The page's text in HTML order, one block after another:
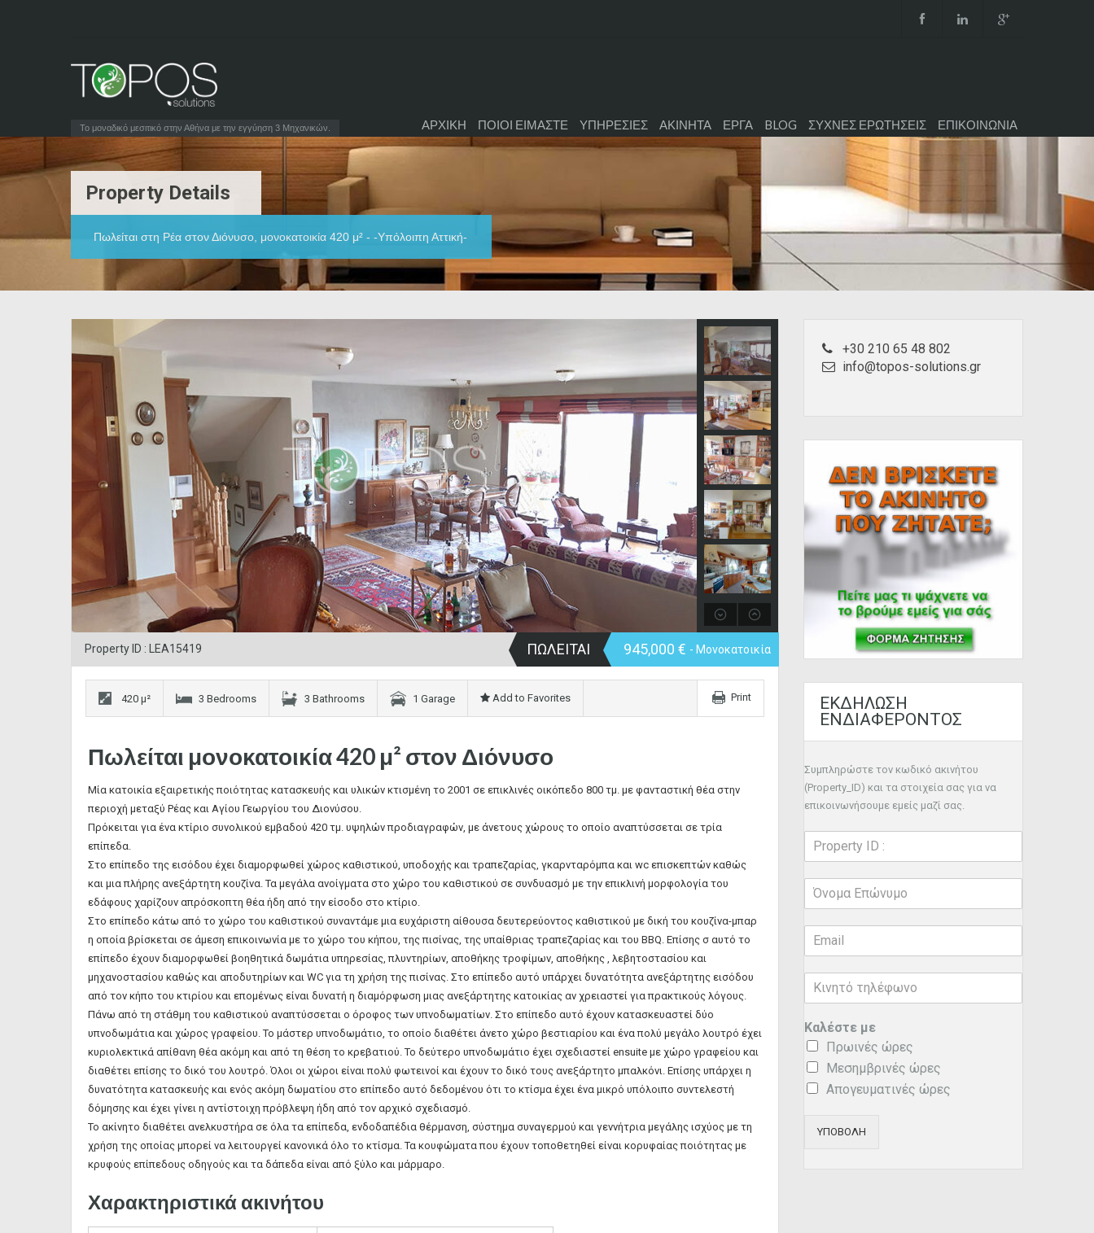
Το μοναδικό μεσιτικό στην Αθήνα με την εγγύηση 3 Μηχανικών. ΑΡΧΙΚΗ ΠΟΙΟΙ ΕΙΜΑΣΤΕ ΥΠΗΡΕΣΙΕΣ ΑΚΙΝΗΤΑ ΕΡΓΑ BLOG ΣΥΧΝΕΣ ΕΡΩΤΗΣΕΙΣ ΕΠΙΚΟΙΝΩΝΙΑ
Property Details
Πωλείται στη Ρέα στον Διόνυσο, μονοκατοικία 420 μ² - -Υπόλοιπη Αττική-
Property ID : LEA15419 ΠΩΛΕΙΤΑΙ 945,000 € - Μονοκατοικία
420 μ² 3 Bedrooms 3 Bathrooms 1 Garage Add to Favorites Print
Πωλείται μονοκατοικία 420 μ² στον Διόνυσο
Μία κατοικία εξαιρετικής ποιότητας κατασκευής και υλικών κτισμένη το 2001 σε επικλινές οικόπεδο 800 τμ. με φανταστική θέα στην
περιοχή μεταξύ Ρέας και Αγίου Γεωργίου του Διονύσου.
Πρόκειται για ένα κτίριο συνολικού εμβαδού 420 τμ. υψηλών προδιαγραφών, με άνετους χώρους το οποίο αναπτύσσεται σε τρία
επίπεδα.
Στο επίπεδο της εισόδου έχει διαμορφωθεί χώρος καθιστικού, υποδοχής και τραπεζαρίας, γκαρνταρόμπα και wc επισκεπτών καθώς
και μια πλήρης ανεξάρτητη κουζίνα. Τα μεγάλα ανοίγματα στο χώρο του καθιστικού σε συνδυασμό με την επικλινή μορφολογία του
εδάφους χαρίζουν απρόσκοπτη θέα ήδη από την είσοδο στο κτίριο.
Στο επίπεδο κάτω από το χώρο του καθιστικού συναντάμε μια ευχάριστη αίθουσα δευτερεύοντος καθιστικού με δική του κουζίνα-μπαρ
η οποία βρίσκεται σε άμεση επικοινωνία με το χώρο του κήπου, της πισίνας, της υπαίθριας τραπεζαρίας και του BBQ. Επίσης σ αυτό το
επίπεδο έχουν διαμορφωθεί βοηθητικά δωμάτια υπηρεσίας, πλυντηρίων, αποθήκης τροφίμων, αποθήκης , λεβητοστασίου και
μηχανοστασίου καθώς και αποδυτηρίων και WC για τη χρήση της πισίνας. Στο επίπεδο αυτό υπάρχει δυνατότητα ανεξάρτητης εισόδου
από τον κήπο του κτιρίου και επομένως είναι δυνατή η διαμόρφωση μιας ανεξάρτητης κατοικίας αν χρειαστεί για πρακτικούς λόγους.
Πάνω από τη στάθμη του καθιστικού αναπτύσσεται ο όροφος των υπνοδωματίων. Στο επίπεδο αυτό έχουν κατασκευαστεί δύο
υπνοδωμάτια και χώρος γραφείου. Το μάστερ υπνοδωμάτιο, το οποίο διαθέτει άνετο χώρο βεστιαρίου και ένα πολύ μεγάλο λουτρό έχει
κυριολεκτικά απίθανη θέα ακόμη και από τη θέση το κρεβατιού. Το δεύτερο υπνοδωμάτιο έχει σχεδιαστεί ensuite με χώρο γραφείου και
διαθέτει επίσης το δικό του λουτρό. Όλοι οι χώροι είναι πολύ φωτεινοί και έχουν το δικό τους ανεξάρτητο μπαλκόνι. Επίσης υπάρχει η
δυνατότητα κατασκευής και ενός ακόμη δωματίου στο επίπεδο αυτό δεδομένου ότι το κτίσμα έχει ένα μικρό υπόλοιπο συντελεστή
δόμησης και έχει γίνει η αντίστοιχη πρόβλεψη ήδη από τον αρχικό σχεδιασμό.
Το ακίνητο διαθέτει ανελκυστήρα σε όλα τα επίπεδα, ενδοδαπέδια θέρμανση, σύστημα συναγερμού και γεννήτρια μεγάλης ισχύος με τη
χρήση της οποίας μπορεί να λειτουργεί κανονικά όλο το κτίσμα. Τα κουφώματα που έχουν τοποθετηθεί είναι κορυφαίας ποιότητας με
κρυφούς επίπεδους οδηγούς και τα δάπεδα είναι από ξύλο και μάρμαρο.
Χαρακτηριστικά ακινήτου
+30 210 65 48 802
info@topos-solutions.gr
ΕΚΔΗΛΩΣΗ
ΕΝΔΙΑΦΕΡΟΝΤΟΣ
Συμπληρώστε τον κωδικό ακινήτου
(Property_ID) και τα στοιχεία σας για να
επικοινωνήσουμε εμείς μαζί σας.
Καλέστε με
Πρωινές ώρες
Μεσημβρινές ώρες
Απογευματινές ώρες
ΥΠΟΒΟΛΗ